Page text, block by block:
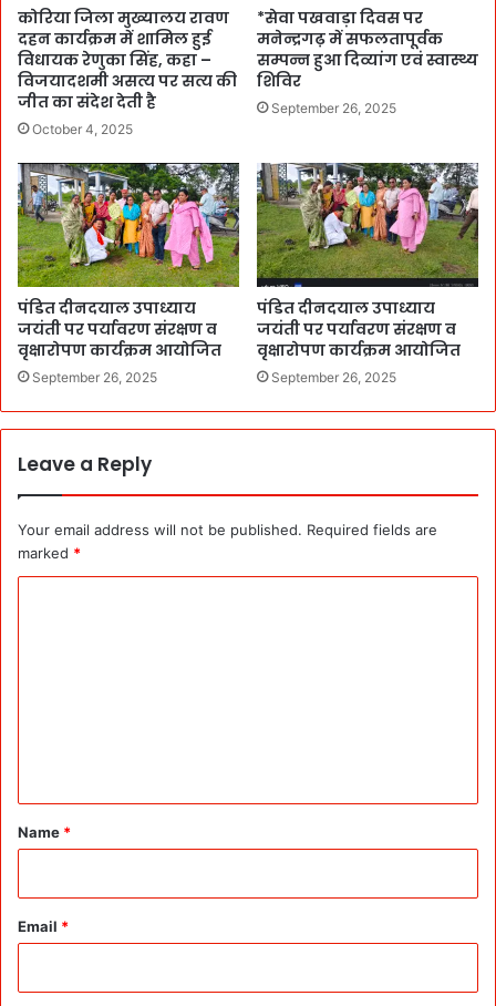
कोरिया जिला मुख्यालय रावण
दहन कार्यक्रम में शामिल हुई
विधायक रेणुका सिंह, कहा –
विजयादशमी असत्य पर सत्य की
जीत का संदेश देती है
October 4, 2025
*सेवा पखवाड़ा दिवस पर
मनेन्द्रगढ़ में सफलतापूर्वक
सम्पन्न हुआ दिव्यांग एवं स्वास्थ्य
शिविर
September 26, 2025
पंडित दीनदयाल उपाध्याय
जयंती पर पर्यावरण संरक्षण व
वृक्षारोपण कार्यक्रम आयोजित
September 26, 2025
पंडित दीनदयाल उपाध्याय
जयंती पर पर्यावरण संरक्षण व
वृक्षारोपण कार्यक्रम आयोजित
September 26, 2025
Leave a Reply
Your email address will not be published. Required fields are
marked *
*
Name *
Email *